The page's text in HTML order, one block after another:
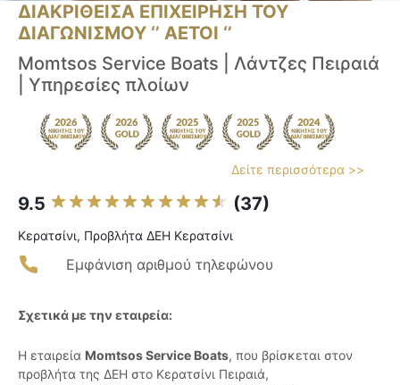
ΔΙΑΚΡΙΘΕΙΣΑ ΕΠΙΧΕΙΡΗΣΗ ΤΟΥ
ΔΙΑΓΩΝΙΣΜΟΥ ‘’ ΑΕΤΟΙ ‘’
Momtsos Service Boats | Λάντζες Πειραιά
| Υπηρεσίες πλοίων
Δείτε περισσότερα >>
9.5 (37)
Κερατσίνι, Προβλήτα ΔΕΗ Κερατσίνι
Εμφάνιση αριθμού τηλεφώνου
Σχετικά με την εταιρεία:
Η εταιρεία Momtsos Service Boats, που βρίσκεται στον
προβλήτα της ΔΕΗ στο Κερατσίνι Πειραιά,